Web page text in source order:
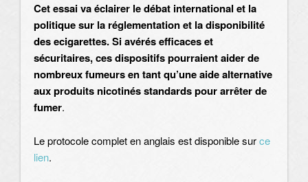
Cet essai va éclairer le débat international et la
politique sur la réglementation et la disponibilité
des ecigarettes. Si avérés efficaces et
sécuritaires, ces dispositifs pourraient aider de
nombreux fumeurs en tant qu’une aide alternative
aux produits nicotinés standards pour arrêter de
fumer.
Le protocole complet en anglais est disponible surce
lien.